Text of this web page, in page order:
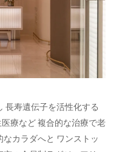
長寿遺伝子を活性化する
療など 複合的な治療で老
カラダへと ワンストッ